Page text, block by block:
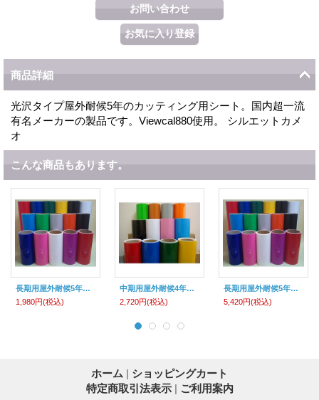
商品詳細
光沢タイプ屋外耐候5年のカッティング用シート。国内超一流
有名メーカーの製品です。Viewcal880使用。 シルエットカメ
オ
こんな商品もあります。
長期用屋外耐候5年カッティング用シートV シルエットカメオ クラフトロボ 用
1,980円(税込)
中期用屋外耐候4年カッティング用シート シルエットカメオ 用
2,720円(税込)
長期用屋外耐候5年カッティング用シートV
5,420円(税込)
ホーム | ショッピングカート
特定商取引法表示 | ご利用案内